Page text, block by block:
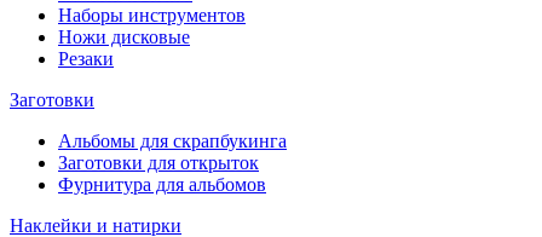
Наборы инструментов
Ножи дисковые
Резаки
Заготовки
Альбомы для скрапбукинга
Заготовки для открыток
Фурнитура для альбомов
Наклейки и натирки